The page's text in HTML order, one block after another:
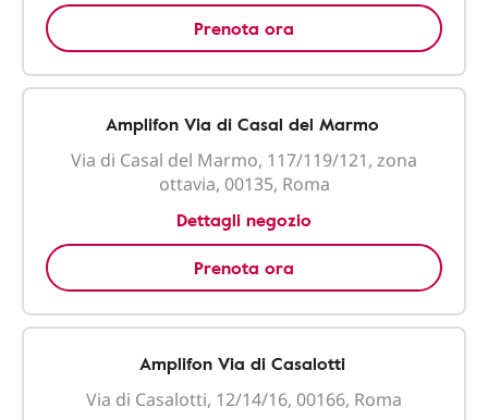
Prenota ora
Amplifon Via di Casal del Marmo
Via di Casal del Marmo, 117/119/121, zona
ottavia, 00135, Roma
Dettagli negozio
Prenota ora
Amplifon Via di Casalotti
Via di Casalotti, 12/14/16, 00166, Roma